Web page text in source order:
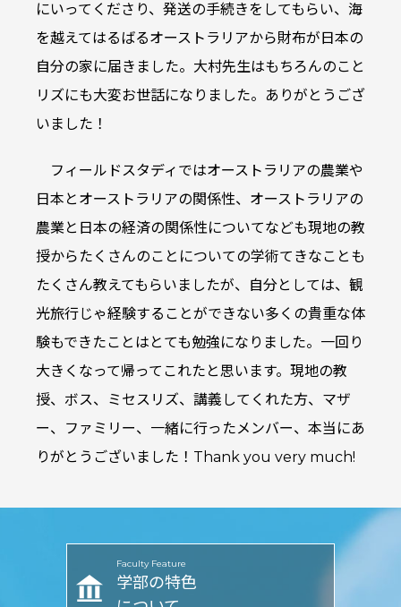
にいってくださり、発送の手続きをしてもらい、海
を越えてはるばるオーストラリアから財布が日本の
自分の家に届きました。大村先生はもちろんのこと
リズにも大変お世話になりました。ありがとうござ
いました！
フィールドスタディではオーストラリアの農業や
日本とオーストラリアの関係性、オーストラリアの
農業と日本の経済の関係性についてなども現地の教
授からたくさんのことについての学術てきなことも
たくさん教えてもらいましたが、自分としては、観
光旅行じゃ経験することができない多くの貴重な体
験もできたことはとても勉強になりました。一回り
大きくなって帰ってこれたと思います。現地の教
授、ボス、ミセスリズ、講義してくれた方、マザ
ー、ファミリー、一緒に行ったメンバー、本当にあ
りがとうございました！Thank you very much!
Faculty Feature
学部の特色